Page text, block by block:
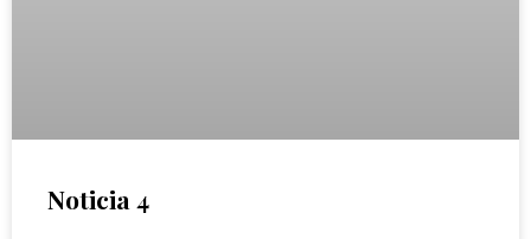
Noticia 4